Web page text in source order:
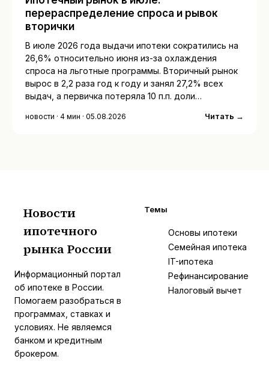
перераспределение спроса и рывок
вторички
В июле 2026 года выдачи ипотеки сократились на
26,6% относительно июня из-за охлаждения
спроса на льготные программы. Вторичный рынок
вырос в 2,2 раза год к году и занял 27,2% всех
выдач, а первичка потеряла 10 п.п. доли…
новости · 4 мин · 05.08.2026 Читать →
Новости
ипотечного
рынка России
Информационный портал
об ипотеке в России.
Помогаем разобраться в
программах, ставках и
условиях. Не являемся
банком и кредитным
брокером.
Темы
Основы ипотеки
Семейная ипотека
IT-ипотека
Рефинансирование
Налоговый вычет